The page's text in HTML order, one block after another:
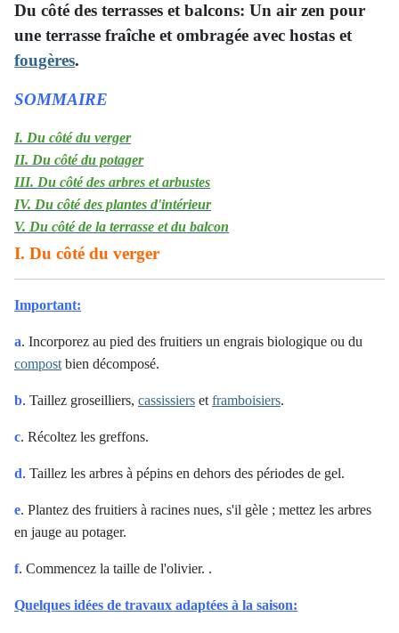
Du côté des terrasses et balcons: Un air zen pour
une terrasse fraîche et ombragée avec hostas et
fougères.
SOMMAIRE
I. Du côté du verger
II. Du côté du potager
III. Du côté des arbres et arbustes
IV. Du côté des plantes d'intérieur
V. Du côté de la terrasse et du balcon
I. Du côté du verger
Important:
a. Incorporez au pied des fruitiers un engrais biologique ou du
compost bien décomposé.
b. Taillez groseilliers, cassissiers et framboisiers.
c. Récoltez les greffons.
d. Taillez les arbres à pépins en dehors des périodes de gel.
e. Plantez des fruitiers à racines nues, s'il gèle ; mettez les arbres
en jauge au potager.
f. Commencez la taille de l'olivier. .
Quelques idées de travaux adaptées à la saison: